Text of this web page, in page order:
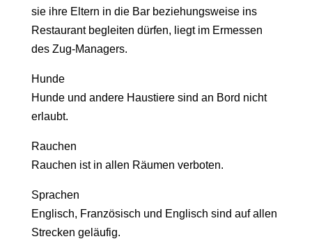
sie ihre Eltern in die Bar beziehungsweise ins
Restaurant begleiten dürfen, liegt im Ermessen
des Zug-Managers.
Hunde
Hunde und andere Haustiere sind an Bord nicht
erlaubt.
Rauchen
Rauchen ist in allen Räumen verboten.
Sprachen
Englisch, Französisch und Englisch sind auf allen
Strecken geläufig.